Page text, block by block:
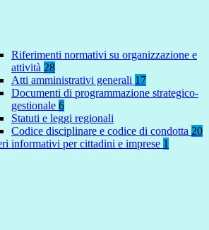
Riferimenti normativi su organizzazione e
attività 28
Atti amministrativi generali 17
Documenti di programmazione strategico-
gestionale 6
Statuti e leggi regionali
Codice disciplinare e codice di condotta 20
informativi per cittadini e imprese 1